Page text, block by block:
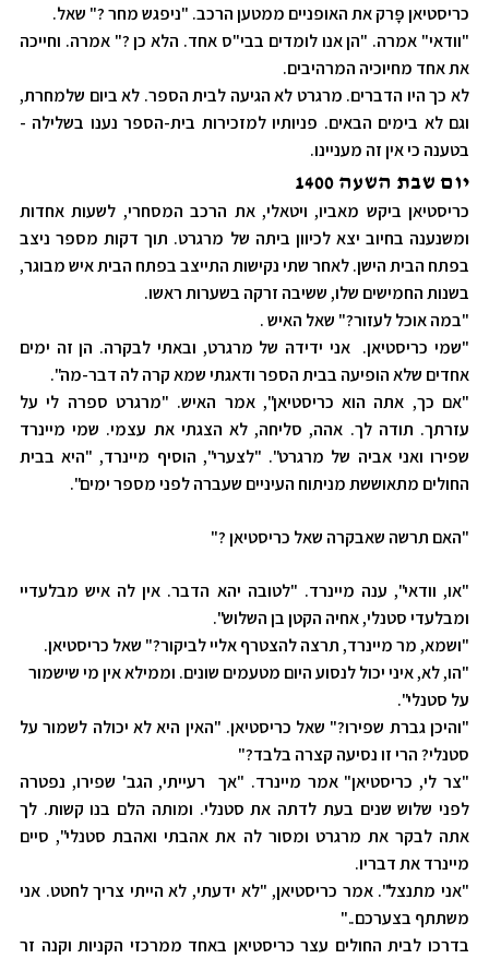
כריסטיאן פָּרק את האופניים ממטען הרכב. "ניפגש מחר ?" שאל.
"וודאי" אמרה. "הן אנו לומדים בבי"ס אחד. הלא כן ?" אמרה. וחייכה
את אחד מחיוכיה המרהיבים.
לא כך היו הדברים. מרגרט לא הגיעה לבית הספר. לא ביום שלמחרת,
וגם לא בימים הבאים. פניותיו למזכירות בית-הספר נענו בשלילה -
בטענה כי אין זה מעניינו.
יום שבת השעה 1400
כריסטיאן ביקש מאביו, ויטאלי, את הרכב המסחרי, לשעות אחדות
ומשנענה בחיוב יצא לכיוון ביתה של מרגרט. תוך דקות מספר ניצב
בפתח הבית הישן. לאחר שתי נקישות התייצב בפתח הבית איש מבוגר,
בשנות החמישים שלו, ששיבה זרקה בשערות ראשו.
"במה אוכל לעזור?" שאל האיש .
"שמי כריסטיאן. אני ידידהּ של מרגרט, ובאתי לבקרה. הן זה ימים
אחדים שלא הופיעה בבית הספר ודאגתי שמא קרה לה דבר-מה".
"אם כך, אתה הוא כריסטיאן", אמר האיש. "מרגרט ספרה לי על
עזרתך. תודה לך. אהה, סליחה, לא הצגתי את עצמי. שמי מיינרד
שפירו ואני אביה של מרגרט". "לצערי", הוסיף מיינרד, "היא בבית
החולים מתאוששת מניתוח העיניים שעברה לפני מספר ימים".
"האם תרשה שאבקרה שאל כריסטיאן ?"
"או, וודאי", ענה מיינרד. "לטובה יהא הדבר. אין לה איש מבלעדיי
ומבלעדי סטנלי, אחיה הקטן בן השלוש".
"ושמא, מר מיינרד, תרצה להצטרף אליי לביקור?" שאל כריסטיאן.
"הו, לא, איני יכול לנסוע היום מטעמים שונים. וממילא אין מי שישמור
על סטנלי".
"והיכן גברת שפירו?" שאל כריסטיאן. "האין היא לא יכולה לשמור על
סטנלי? הרי זו נסיעה קצרה בלבד?"
"צר לי, כריסטיאן" אמר מיינרד. "אך רעייתי, הגב' שפירו, נפטרה
לפני שלוש שנים בעת לדתה את סטנלי. ומותה הלם בנו קשות. לך
אתה לבקר את מרגרט ומסור לה את אהבתי ואהבת סטנלי", סיים
מיינרד את דבריו.
"אני מתנצל". אמר כריסטיאן, "לא ידעתי, לא הייתי צריך לחטט. אני
משתתף בצערכם.."
בדרכו לבית החולים עצר כריסטיאן באחד ממרכזי הקניות וקנה זר